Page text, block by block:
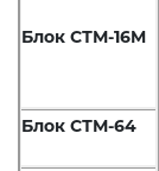
Блок СТМ-16M
Блок СТМ-64